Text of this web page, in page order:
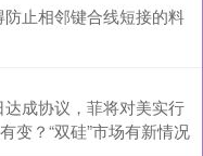
止相邻键合线短接的料
成协议，菲将对美实行
变？“双硅”市场有新情况